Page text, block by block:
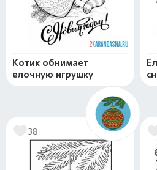
Котик обнимает
елочную игрушку
38